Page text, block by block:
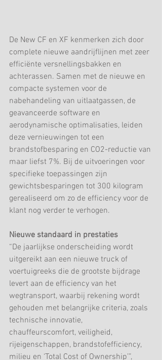
De New CF en XF kenmerken zich door
complete nieuwe aandrijflijnen met zeer
efficiënte versnellingsbakken en
achterassen. Samen met de nieuwe en
compacte systemen voor de
nabehandeling van uitlaatgassen, de
geavanceerde software en
aerodynamische optimalisaties, leiden
deze vernieuwingen tot een
brandstofbesparing en CO2-reductie van
maar liefst 7%. Bij de uitvoeringen voor
specifieke toepassingen zijn
gewichtsbesparingen tot 300 kilogram
gerealiseerd om zo de efficiency voor de
klant nog verder te verhogen.
Nieuwe standaard in prestaties
“De jaarlijkse onderscheiding wordt
uitgereikt aan een nieuwe truck of
voertuigreeks die de grootste bijdrage
levert aan de efficiency van het
wegtransport, waarbij rekening wordt
gehouden met belangrijke criteria, zoals
technische innovatie,
chauffeurscomfort, veiligheid,
rijeigenschappen, brandstofefficiency,
milieu en ‘Total Cost of Ownership’”,